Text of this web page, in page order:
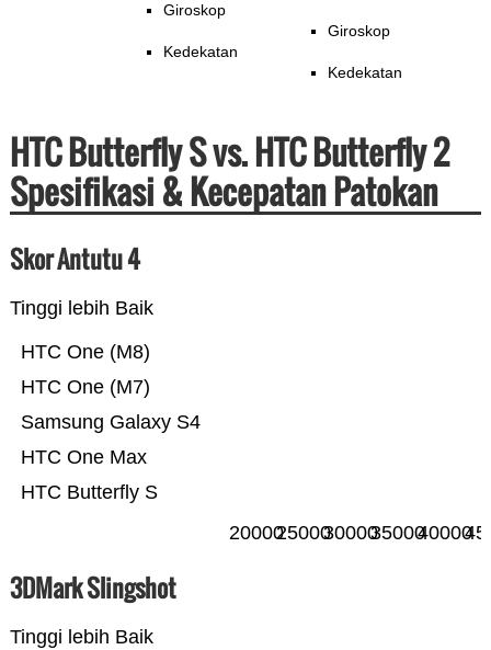
Giroskop
Kedekatan
Giroskop
Kedekatan
HTC Butterfly S vs. HTC Butterfly 2
Spesifikasi & Kecepatan Patokan
Skor Antutu 4
Tinggi lebih Baik
HTC Butterfly S
HTC One Max
Samsung Galaxy S4
HTC One (M7)
HTC One (M8)
2000025000300003500040000
3DMark Slingshot
Tinggi lebih Baik